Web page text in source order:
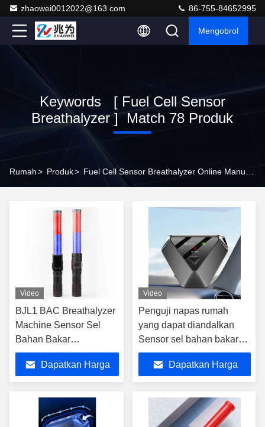
zhaowei0012022@163.com 86-755-84652995
Mengobrol
Keywords [ Fuel Cell Sensor
Breathalyzer ] Match 78 Produk
Rumah> Produk>
Video
BJL1 BAC Breathalyzer
Machine Sensor Sel
Bahan Bakar
Elektrokimia
Breathalyzer 0-
180mg/100mI
Dapatkan Harga
Video
Penguji napas rumah
yang dapat diandalkan
Sensor sel bahan bakar
Penguji napas untuk
deteksi BACDapatkan Harga